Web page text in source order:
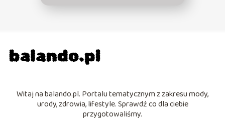
Witaj na balando.pl. Portalu tematycznym z zakresu mody,
urody, zdrowia, lifestyle. Sprawdź co dla ciebie
przygotowaliśmy.